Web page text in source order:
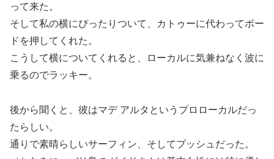
って来た。
そして私の横にぴったりついて、カトゥーに代わってボー
ドを押してくれた。
こうして横についてくれると、ローカルに気兼ねなく波に
乗るのでラッキー。
後から聞くと、彼はマデ アルタというプロローカルだっ
たらしい。
通りで素晴らしいサーフィン、そしてプッシュだった。